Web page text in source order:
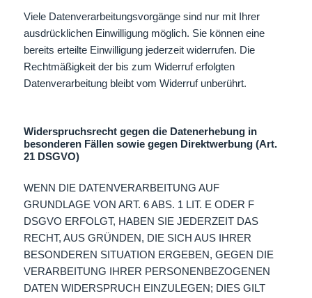
Viele Datenverarbeitungsvorgänge sind nur mit Ihrer
ausdrücklichen Einwilligung möglich. Sie können eine
bereits erteilte Einwilligung jederzeit widerrufen. Die
Rechtmäßigkeit der bis zum Widerruf erfolgten
Datenverarbeitung bleibt vom Widerruf unberührt.
Widerspruchsrecht gegen die Datenerhebung in
besonderen Fällen sowie gegen Direktwerbung (Art.
21 DSGVO)
WENN DIE DATENVERARBEITUNG AUF
GRUNDLAGE VON ART. 6 ABS. 1 LIT. E ODER F
DSGVO ERFOLGT, HABEN SIE JEDERZEIT DAS
RECHT, AUS GRÜNDEN, DIE SICH AUS IHRER
BESONDEREN SITUATION ERGEBEN, GEGEN DIE
VERARBEITUNG IHRER PERSONENBEZOGENEN
DATEN WIDERSPRUCH EINZULEGEN; DIES GILT